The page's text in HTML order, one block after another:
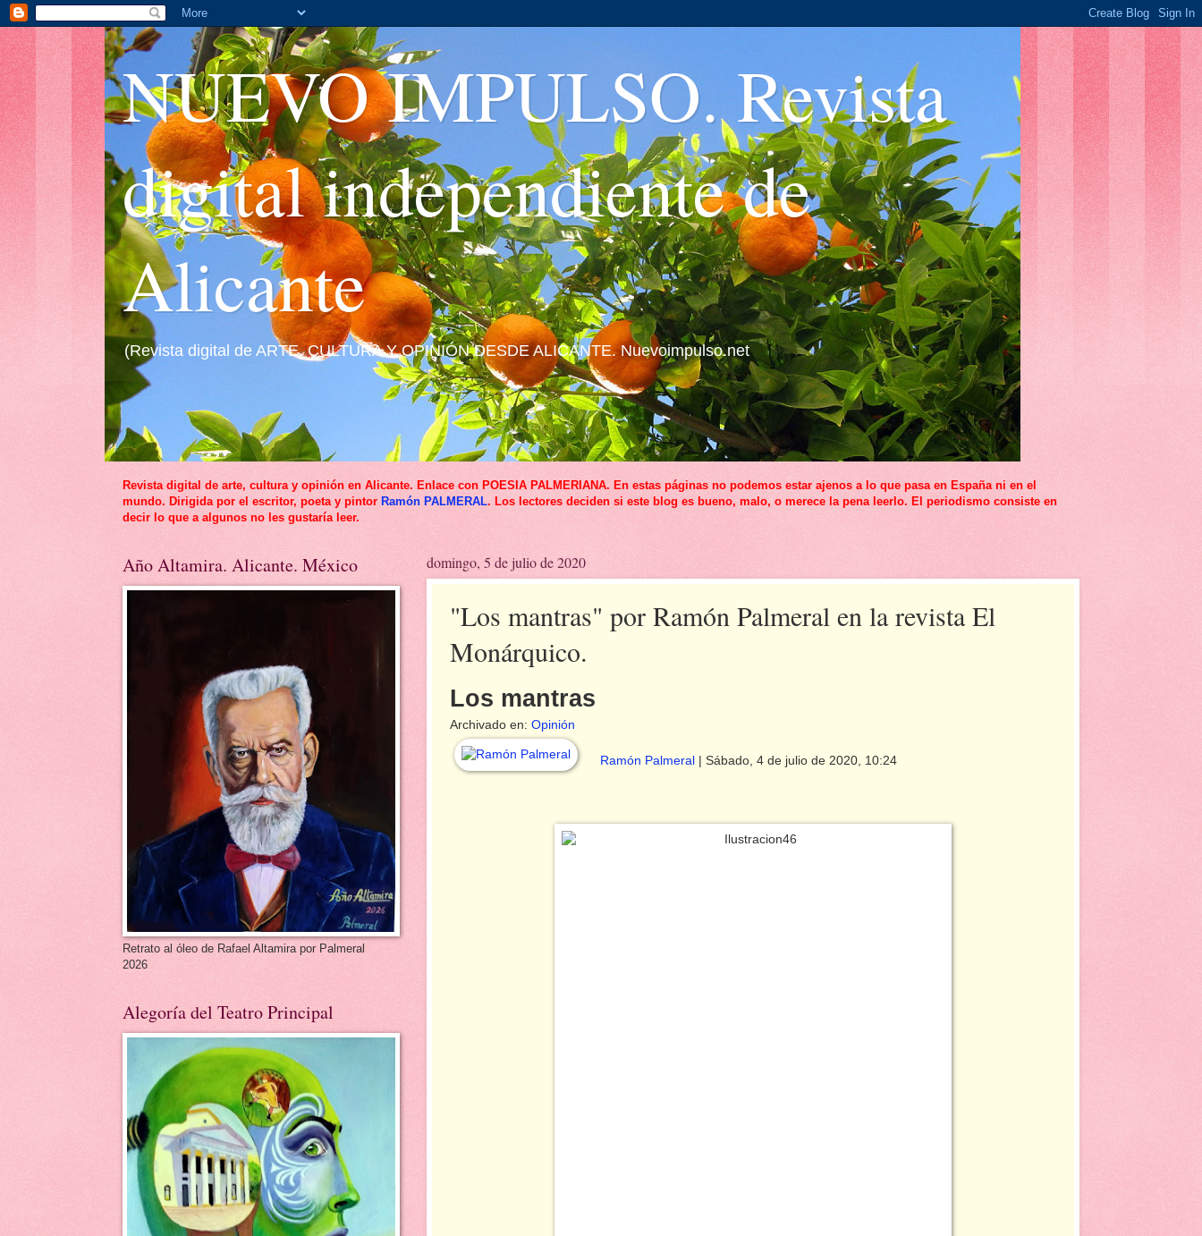
NUEVO IMPULSO. Revista
digital independiente de
Alicante
(Revista digital de ARTE, CULTURA Y OPINIÓN DESDE ALICANTE. Nuevoimpulso.net
Revista digital de arte, cultura y opinión en Alicante. Enlace con POESIA PALMERIANA. En estas páginas no podemos estar ajenos a lo que pasa en España ni en el
mundo. Dirigida por el escritor, poeta y pintor Ramón PALMERAL. Los lectores deciden si este blog es bueno, malo, o merece la pena leerlo. El periodismo consiste en
decir lo que a algunos no les gustaría leer.
domingo, 5 de julio de 2020
"Los mantras" por Ramón Palmeral en la revista El
Monárquico.
Los mantras
Archivado en: Opinión
Ramón Palmeral Sábado , 4 de julio de 2020, 10:24
Año Altamira. Alicante. México
Retrato al óleo de Rafael Altamira por Palmeral
2026
Alegoría del Teatro Principal